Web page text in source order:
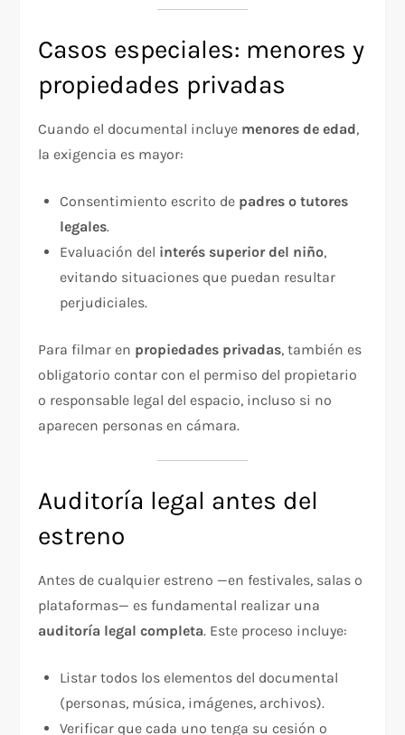
Casos especiales: menores y
propiedades privadas
Cuando el documental incluye menores de edad,
la exigencia es mayor:
Consentimiento escrito de padres o tutores
legales.
Evaluación del interés superior del niño,
evitando situaciones que puedan resultar
perjudiciales.
Para filmar en propiedades privadas, también es
obligatorio contar con el permiso del propietario
o responsable legal del espacio, incluso si no
aparecen personas en cámara.
Auditoría legal antes del
estreno
Antes de cualquier estreno —en festivales, salas o
plataformas— es fundamental realizar una
auditoría legal completa. Este proceso incluye:
Listar todos los elementos del documental
(personas, música, imágenes, archivos).
Verificar que cada uno tenga su cesión o